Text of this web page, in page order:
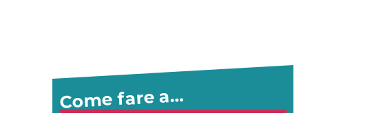
Come fare a…